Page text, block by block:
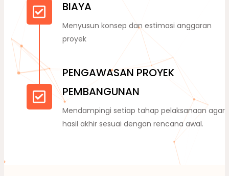
proyek
PENGAWASAN PROYEK
PEMBANGUNAN
Mendampingi setiap tahap pelaksanaan agar
hasil akhir sesuai dengan rencana awal.
Tahapan Krusial Dalam